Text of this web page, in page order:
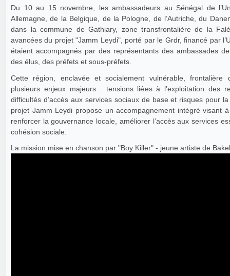
Du 10 au 15 novembre, les ambassadeurs au Sénégal de
Allemagne, de la Belgique, de la Pologne, de l’Autriche, du
dans la commune de Gathiary, zone transfrontalière de la
avancées du projet "Jamm Leydi", porté par le Grdr, financé par
étaient accompagnés par des représentants des ambassades
des élus, des préfets et sous-préfets.
Cette région, enclavée et socialement vulnérable,
plusieurs enjeux majeurs : tensions liées à l’exploitation des
difficultés d’accès aux services sociaux de base et risques pour
projet Jamm Leydi propose un accompagnement intégré visant
renforcer la gouvernance locale, améliorer l’accès aux services
cohésion sociale.
La mission mise en chanson par "Boy Killer" - jeune artiste de Bakel